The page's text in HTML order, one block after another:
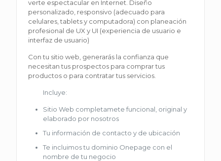
verte espectacular en Internet. Diseño
personalizado, responsivo (adecuado para
celulares, tablets y computadora) con planeación
profesional de UX y UI (experiencia de usuario e
interfaz de usuario)
Con tu sitio web, generarás la confianza que
necesitan tus prospectos para comprar tus
productos o para contratar tus servicios.
Incluye:
Sitio Web completamete funcional, original y
elaborado por nosotros
Tu información de contacto y de ubicación
Te incluimos tu dominio Onepage con el
nombre de tu negocio